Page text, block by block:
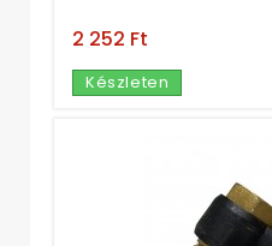
2 252 Ft‎
Készleten